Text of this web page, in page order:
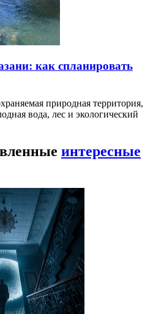
как спланировать
природная территория,
вода, лес и экологический
интересные